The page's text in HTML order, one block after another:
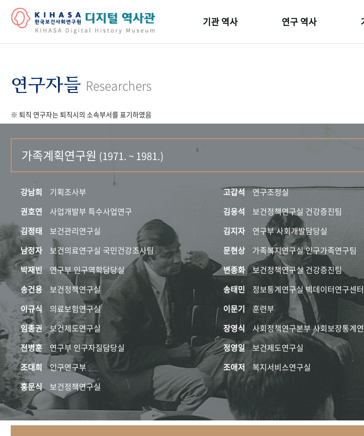
기관 역사 연구 역사
연구자들 Researchers
※ 퇴직 연구자는 퇴직시의 소속부서를 표기하였음
가족계획연구원 (1971. ~ 1981.)
강남희 기획조사부 고갑석 연구조정실
권호연
사업개발부 특수사업연구 김응석 보건정책연구실 건강증진팀
김정태
보건관리연구실 김지자 연구부 사회개발담당실
남정자
보건의료연구실 국민건강조사팀 문현상 가족복지연구실 인구가족연구팀
박재빈
연구부 인구역학담당실 변종화 보건정책연구실 건강증진팀
송건용
보건정책연구실 송태민 정보통계연구실 빅데이터연구센터
이규식
의료보험연구실 이문기 훈련부
임종권
보건제도연구실 장영식 사회정책연구본부 사회보장통계
전병훈
연구부 인구자질담당실 정영일 보건제도연구실
조대희
인구연구부 조애저 복지서비스연구실
홍문식
보건정책연구실